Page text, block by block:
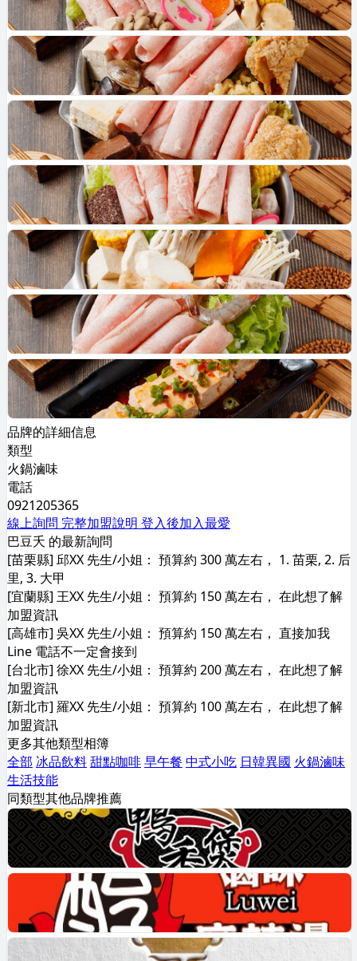
品牌的詳細信息
類型
火鍋滷味
電話
0921205365
線上詢問 完整加盟說明 登入後加入最愛
巴豆夭 的最新詢問
[苗栗縣] 邱XX 先生/小姐： 預算約 300 萬左右， 1. 苗栗, 2. 后
里, 3. 大甲
[宜蘭縣] 王XX 先生/小姐： 預算約 150 萬左右， 在此想了解
加盟資訊
[高雄市] 吳XX 先生/小姐： 預算約 150 萬左右， 直接加我
Line 電話不一定會接到
[台北市] 徐XX 先生/小姐： 預算約 200 萬左右， 在此想了解
加盟資訊
[新北市] 羅XX 先生/小姐： 預算約 100 萬左右， 在此想了解
加盟資訊
更多其他類型相簿
全部 冰品飲料甜點咖啡早午餐 中式小吃 日韓異國 火鍋滷味
生活技能
同類型其他品牌推薦